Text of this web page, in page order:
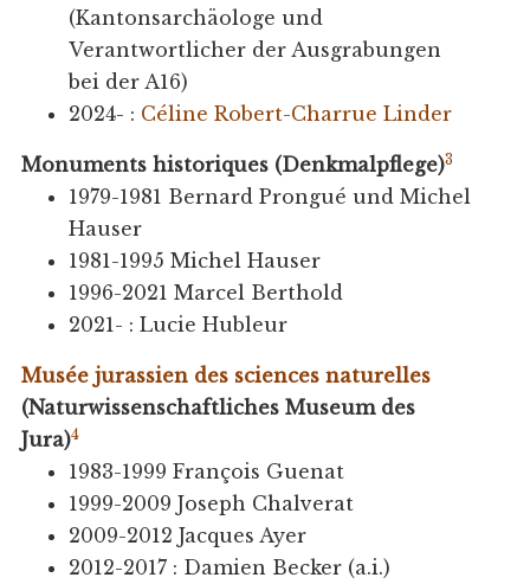
(Kantonsarchäologe und
Verantwortlicher der Ausgrabungen
bei der A16)
2024- : Céline Robert-Charrue Linder
Monuments historiques (Denkmalpflege)3
1979-1981 Bernard Prongué und Michel
Hauser
1981-1995 Michel Hauser
1996-2021 Marcel Berthold
2021- : Lucie Hubleur
Musée jurassien des sciences naturelles
(Naturwissenschaftliches Museum des
Jura)4
1983-1999 François Guenat
1999-2009 Joseph Chalverat
2009-2012 Jacques Ayer
2012-2017 : Damien Becker (a.i.)